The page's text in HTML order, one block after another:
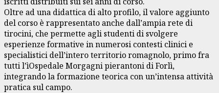
Oltre ad una didattica di alto profilo, il valore aggiunto
del corso è rappresentato anche dall’ampia rete di
tirocini, che permette agli studenti di svolgere
esperienze formative in numerosi contesti clinici e
specialistici dell’intero territorio romagnolo, primo fra
tutti l’ìOspedale Morgagni pierantoni di Forlì,
integrando la formazione teorica con un’intensa attività
pratica sul campo.